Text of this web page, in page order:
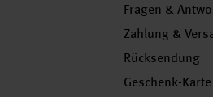
Fragen &
Zahlung &
Rücksendung
Geschenk-Karte